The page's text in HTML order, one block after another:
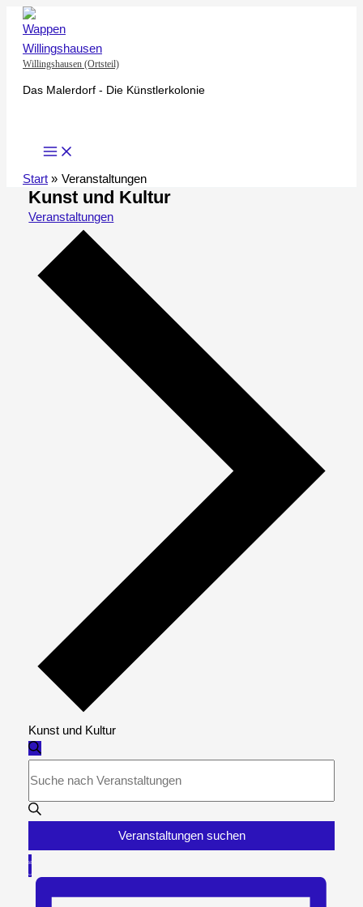
Zum
Inhalt
springen
Willingshausen (Ortsteil)
Das Malerdorf - Die Künstlerkolonie
Start Veranstaltungen
Kunst und Kultur
Veranstaltungen
Kunst und Kultur
Veranstaltungen
Veranstaltungen
und
Ansichten,
Navigation
Suche
Schlüsselwort
eingeben.
Veranstaltungen
Schlüsselwort.
Veranstaltungen suchen
Veranstaltung
Ansichten-
Navigation
Liste